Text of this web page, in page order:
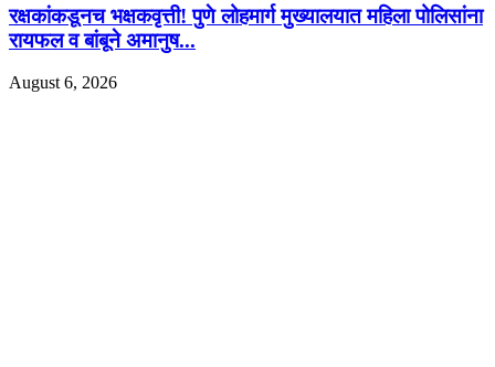
रक्षकांकडूनच भक्षकवृत्ती! पुणे लोहमार्ग मुख्यालयात महिला पोलिसांना
रायफल व बांबूने अमानुष...
August 6, 2026